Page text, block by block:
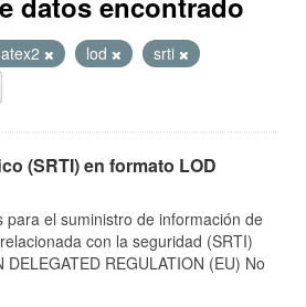
lod
srti
(SRTI) en formato LOD
para el suministro de información de
con la seguridad (SRTI)
REGULATION (EU) No